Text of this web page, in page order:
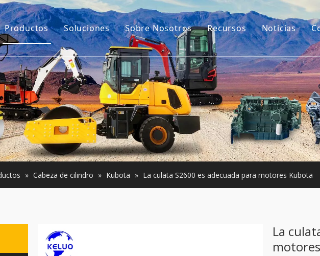
Productos
Motor
Accesorios para excavadoras
Maquinaria de construcción pequeña
Motor usado
Maquinaria Usada
Soluciones Sobre Nosotros
Nuestra historia
Nuestra ventaja
Recursos
Guías
Preguntas más
Vídeos
Noticias
» Cabeza de cilindro » Kubota » La culata S2600 es adecuada para motores Kubota
La